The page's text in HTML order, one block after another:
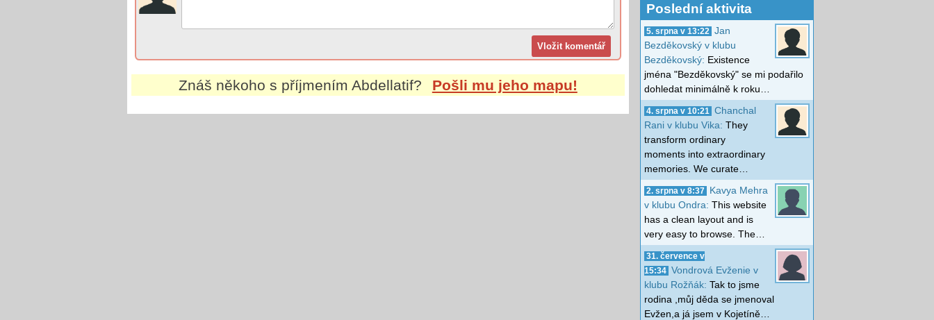
Znáš někoho s příjmením Abdellatif? Pošli mu jeho mapu!
Poslední aktivita
5. srpna v 13:22
Jan
Bezděkovský v klubu
Bezděkovský: Existence
jména "Bezděkovský" se mi podařilo
dohledat minimálně k roku…
4. srpna v 10:21
Chanchal
Rani v klubu Vika: They
transform ordinary
moments into extraordinary
memories. We curate…
2. srpna v 8:37
Kavya Mehra
v klubu Ondra: This website
has a clean layout and is
very easy to browse. The…
31. července v
15:34 Vondrová Evženie v
klubu Rožňák: Tak to jsme
rodina ,můj děda se jmenoval
Evžen,a já jsem v Kojetíně…